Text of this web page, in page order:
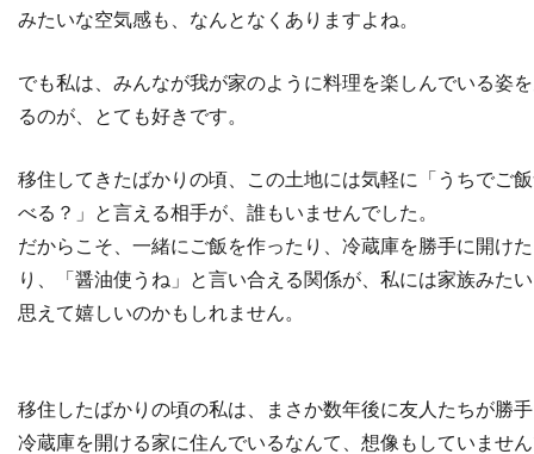
みたいな空気感も、なんとなくありますよね。
でも私は、みんなが我が家のように料理を楽しんでいる姿
るのが、とても好きです。
移住してきたばかりの頃、この土地には気軽に「うちでご
べる？」と言える相手が、誰もいませんでした。
だからこそ、一緒にご飯を作ったり、冷蔵庫を勝手に開けた
り、「醤油使うね」と言い合える関係が、私には家族みた
思えて嬉しいのかもしれません。
移住したばかりの頃の私は、まさか数年後に友人たちが勝
冷蔵庫を開ける家に住んでいるなんて、想像もしていませ